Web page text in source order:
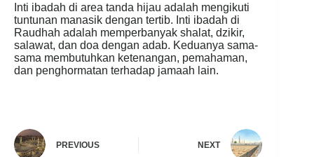
Inti ibadah di area tanda hijau adalah mengikuti
tuntunan manasik dengan tertib. Inti ibadah di
Raudhah adalah memperbanyak shalat, dzikir,
salawat, dan doa dengan adab. Keduanya sama-
sama membutuhkan ketenangan, pemahaman,
dan penghormatan terhadap jamaah lain.
PREVIOUS NEXT